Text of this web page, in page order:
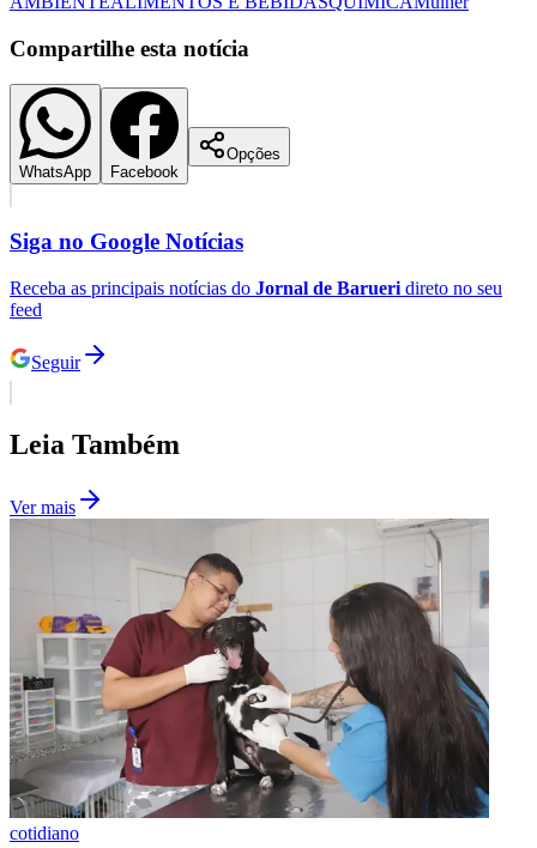
Compartilhe esta notícia
WhatsApp Facebook
Opções
Siga no Google Notícias
Receba as principais notícias do Jornal de Barueri direto no seu
feed
Seguir
Leia Também
Ver mais
cotidiano